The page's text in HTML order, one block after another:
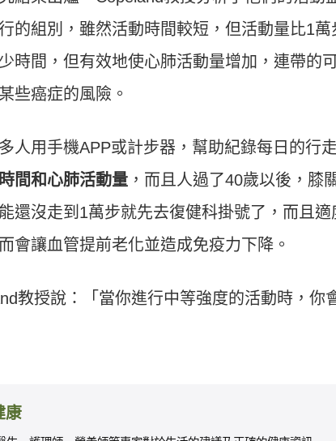
的組別，雖然活動時間較短，但活動量比1
時間，但有效地使心肺活動量增加，連帶的
些癌症的風險。
人用手機APP或計步器，幫助紀錄每日的行
間和心肺活動量 ，而且人過了40歲以後，膝
還沒走到1萬步就先去復健科掛號了，而且
會讓血管提前老化並造成免疫力下降。
教授說：「當你進行中等強度的活動時，你
康